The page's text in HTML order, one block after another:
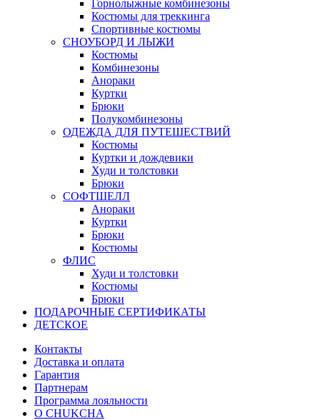
Горнолыжные комбинезоны
Костюмы для треккинга
Спортивные костюмы
СНОУБОРД И ЛЫЖИ
Костюмы
Комбинезоны
Анораки
Куртки
Брюки
Полукомбинезоны
ОДЕЖДА ДЛЯ ПУТЕШЕСТВИЙ
Костюмы
Куртки и дождевики
Худи и толстовки
Брюки
СОФТШЕЛЛ
Анораки
Куртки
Брюки
Костюмы
ФЛИС
Худи и толстовки
Костюмы
Брюки
ПОДАРОЧНЫЕ СЕРТИФИКАТЫ
ДЕТСКОЕ
Контакты
Доставка и оплата
Гарантия
Партнерам
Программа лояльности
О CHUKCHA